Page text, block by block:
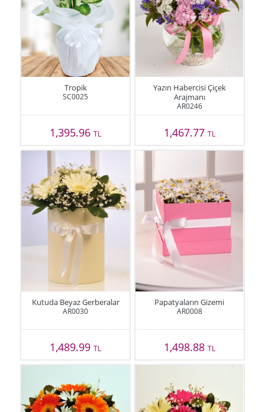
Tropik
SC0025
1,395.96TL
Yazın Habercisi Çiçek
Arajmanı
AR0246
1,467.77 TL
Kutuda Beyaz Gerberalar
AR0030
1,489.99TL
Papatyaların Gizemi
AR0008
1,498.88 TL